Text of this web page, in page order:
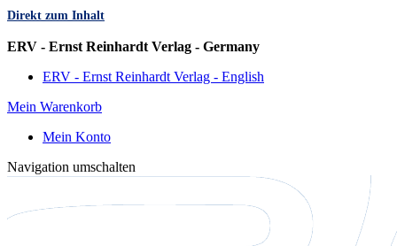
Direkt zum Inhalt
ERV - Ernst Reinhardt Verlag - Germany
ERV - Ernst Reinhardt Verlag - English
Mein Warenkorb
Mein Konto
Navigation umschalten